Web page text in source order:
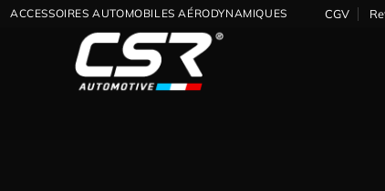
DISTRIBUTEUR OFFICIEL CSR POUR LA FRANCE CGV